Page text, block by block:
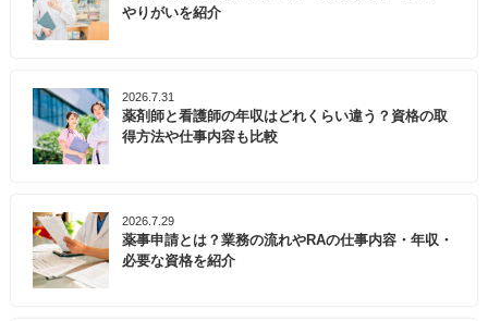
やりがいを紹介
2026.7.31
薬剤師と看護師の年収はどれくらい違う？資格の取
得方法や仕事内容も比較
2026.7.29
薬事申請とは？業務の流れやRAの仕事内容・年収・
必要な資格を紹介